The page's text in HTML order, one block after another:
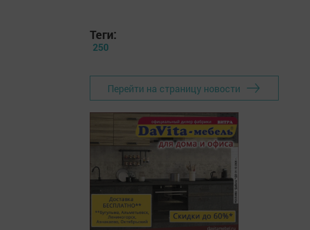
Теги:
250
Перейти на страницу новости